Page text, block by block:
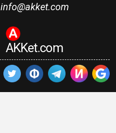
info@akket.com
AKKet.com